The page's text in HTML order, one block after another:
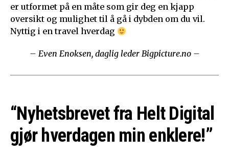
er utformet på en måte som gir deg en kjapp
oversikt og mulighet til å gå i dybden om du vil.
Nyttig i en travel hverdag
– Even Enoksen, daglig leder Bigpicture.no –
“Nyhetsbrevet fra Helt Digital
gjør hverdagen min enklere!”